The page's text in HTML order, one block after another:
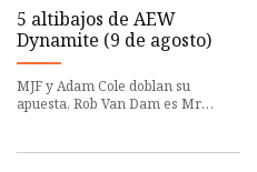
5 altibajos de AEW
Dynamite (9 de agosto)
MJF y Adam Cole doblan su
apuesta, Rob Van Dam es Mr
tard